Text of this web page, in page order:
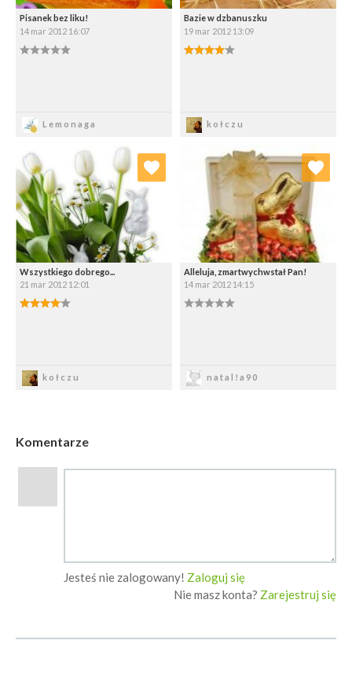
Pisanek bez liku!
14 mar 2012 16:07
0.00/5
Lemonaga
Bazie w dzbanuszku
19 mar 2012 13:09
4.00/5
kołczu
Wszystkiego dobrego...
21 mar 2012 12:01
4.00/5
kołczu
Dodaj do ulubionych
Wybierz listę:
Alleluja, zmartwychwstał Pan!
14 mar 2012 14:15
0.00/5
natal!a90
Dodaj do ulubionych
Wybierz listę:
Komentarze
Jesteś nie zalogowany! Zaloguj się
Nie masz konta? Zarejestruj się